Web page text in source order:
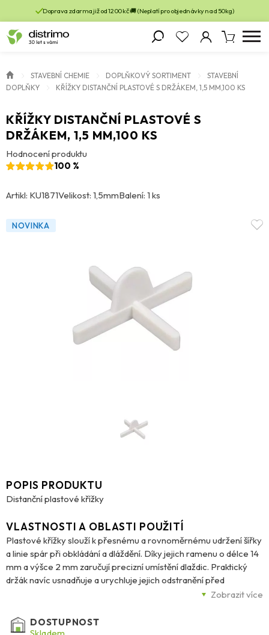
Doprava zdarma již od 1200 kč 🚚 (Neplatí pro objednávky nad 50kg)
STAVEBNÍ CHEMIE DOPLŇKOVÝ SORTIMENT
STAVEBNÍ
DOPLŇKY
KŘÍŽKY DISTANČNÍ PLASTOVÉ S DRŽÁKEM, 1,5 MM,100 KS
KŘÍŽKY DISTANČNÍ PLASTOVÉ S
DRŽÁKEM, 1,5 MM,100 KS
Hodnocení produktu
100 %
Artikl: KU1871Velikost: 1,5mmBalení: 1 ks
NOVINKA
POPIS PRODUKTU
Distanční plastové křížky
Zobrazit více
VLASTNOSTI A OBLASTI POUŽITÍ
Plastové křížky slouží k přesnému a rovnoměrnému udržení šířky
a linie spár při obkládání a dláždění. Díky jejich ramenu o délce 14
mm a výšce 2 mm zaručují precizní umístění dlaždic. Praktický
držák navíc usnadňuje a urychluje jejich odstranění před
samotným spárováním, což šetří čas a zjednodušuje práci. Ideální
DOSTUPNOST